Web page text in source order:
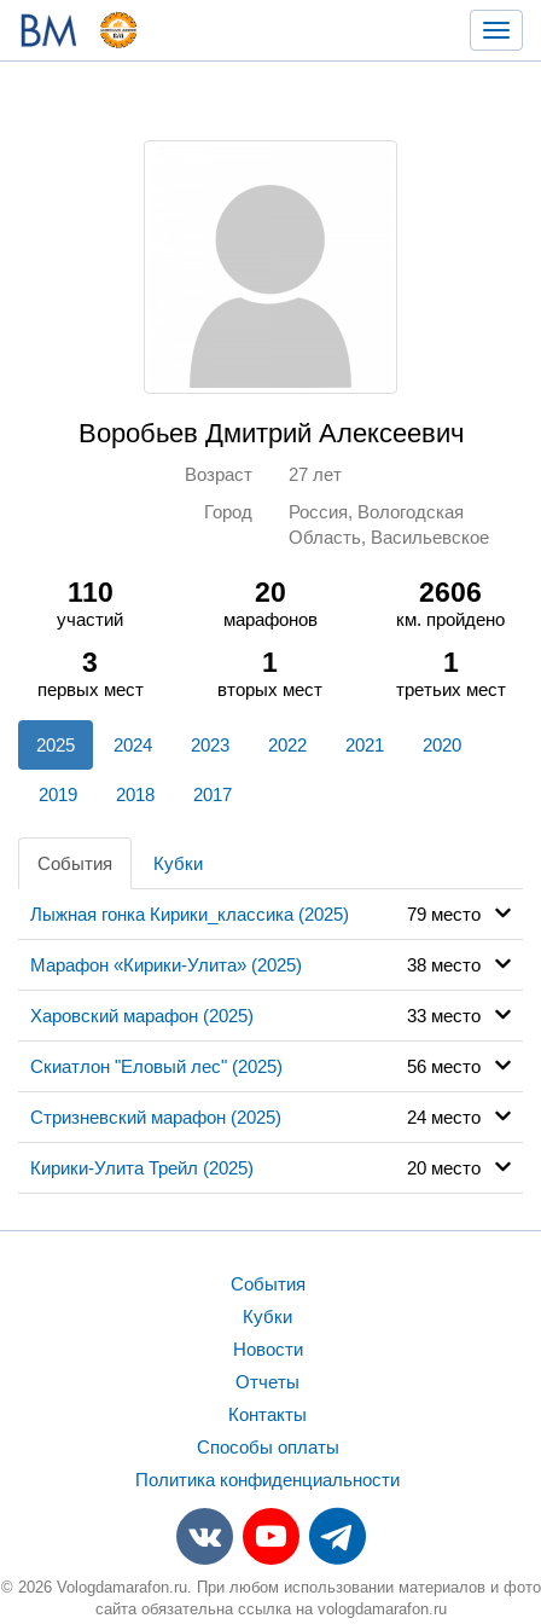
Воробьев Дмитрий Алексеевич
Возраст
27 лет
Город
Россия, Вологодская
Область, Васильевское
110
участий
20
марафонов
2606
км. пройдено
3
первых мест
1
вторых мест
1
третьих мест
2025 2024 2023 2022 2021 2020
2019 2018 2017
События Кубки
Лыжная гонка Кирики_классика (2025) 79 место
Марафон «Кирики-Улита» (2025) 38 место
Харовский марафон (2025) 33 место
Скиатлон "Еловый лес" (2025) 56 место
Стризневский марафон (2025) 24 место
Кирики-Улита Трейл (2025) 20 место
События
Кубки
Новости
Отчеты
Контакты
Способы оплаты
Политика конфиденциальности
© 2026 Vologdamarafon.ru. При любом использовании материалов и фото
сайта обязательна ссылка на vologdamarafon.ru